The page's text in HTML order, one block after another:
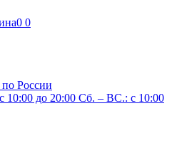
0 0
России
10:00 до 20:00 Сб. – ВС.: c 10:00